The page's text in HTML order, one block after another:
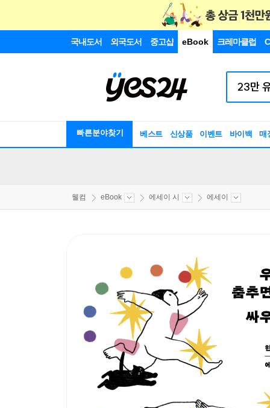
국내도서 외국도서 중고샵 eBook 크레마클럽
빠른분야찾기 베스트 신상품 이벤트 바이백 매
웰컴 eBook 에세이 시 에세이